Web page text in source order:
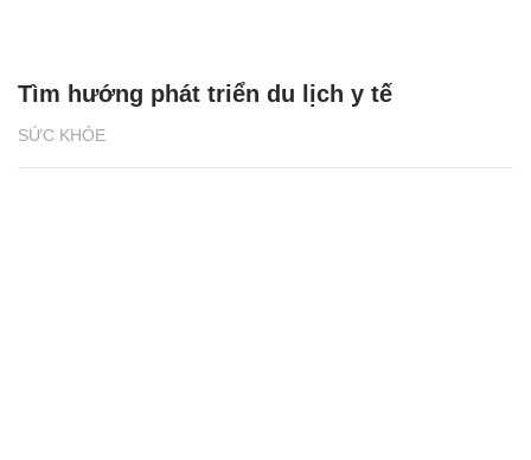
SỨC KHỎE
Tìm hướng phát triển du lịch y tế